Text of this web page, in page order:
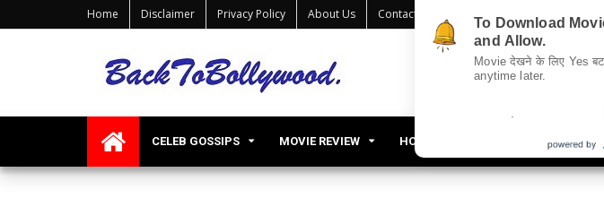
Home Disclaimer Privacy Policy About Us Contact Us Sitemap
CELEB GOSSIPS MOVIE REVIEW HOLLYWOOD UPDATES
To Download
and Allow.
Movie देखने के लिए Yes
anytime later.